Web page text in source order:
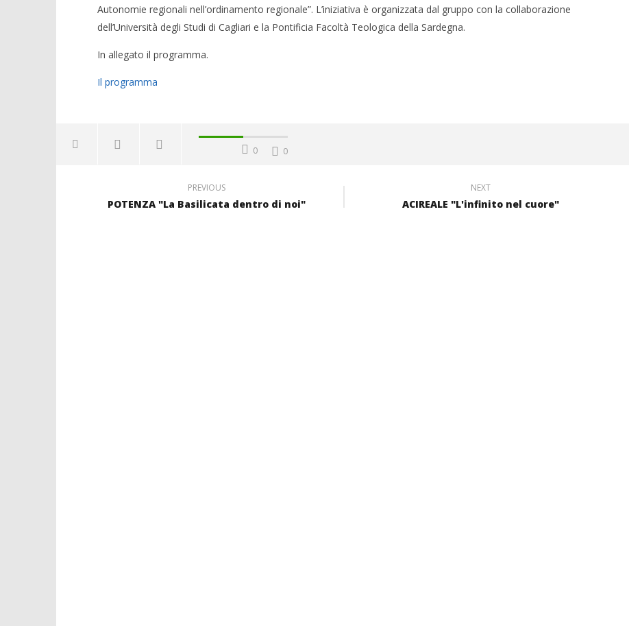
Autonomie regionali nell’ordinamento regionale”. L’iniziativa è organizzata dal gruppo con la collaborazione
dell’Università degli Studi di Cagliari e la Pontificia Facoltà Teologica della Sardegna.
In allegato il programma.
Il programma
0 0
PREVIOUS
POTENZA "La Basilicata dentro di noi"
NEXT
ACIREALE "L'infinito nel cuore"